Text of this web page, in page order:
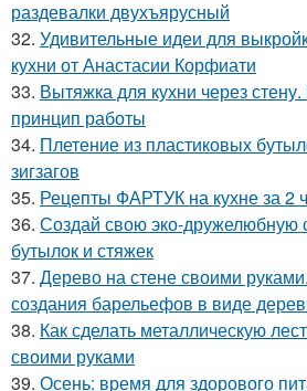
раздевалки двухъярусный
32. Удивительные идеи для
кухни от Анастасии Корфиати
33. Вытяжка для кухни через стену.
принцип работы
34. Плетение из пластиковых
зигзагов
35. Рецепты ФАРТУК на кухне за 2
36. Создай свою эко-дружелюбную
бутылок и стяжек
37. Дерево на стене своими
создания барельефов в виде
38. Как сделать металлическую
своими руками
39. Осень: время для здорового